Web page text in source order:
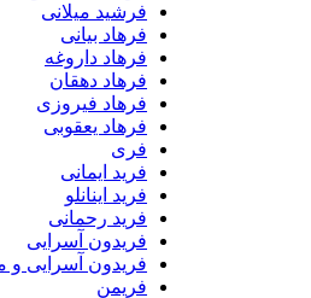
فرشید میلانی
فرهاد بیانی
فرهاد داروغه
فرهاد دهقان
فرهاد فیروزی
فرهاد یعقوبی
فرید ایمانی
فرید اینانلو
فرید رحمانی
فریدون آسرایی
فریدون آسرایی و مانی